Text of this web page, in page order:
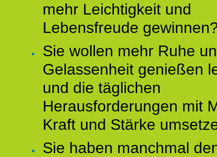
mehr Leichtigkeit und
Lebensfreude
Sie wollen mehr Ruhe
Gelassenheit genießen
und die täglichen
Herausforderungen mit
Kraft und Stärke
Sie haben manchmal